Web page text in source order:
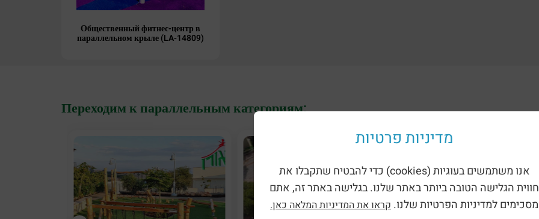
Общественный фитнес-центр в
параллельном крыле (LA-14809)
Переходим к параллельным категориям:
מדיניות פרטיות
אנו משתמשים בעוגיות (cookies) כדי להבטיח שתקבלו את
חווית הגלישה הטובה ביותר באתר שלנו. בגלישה באתר זה, אתם
מסכימים למדיניות הפרטיות שלנו. קראו את המדיניות המלאה כאן.